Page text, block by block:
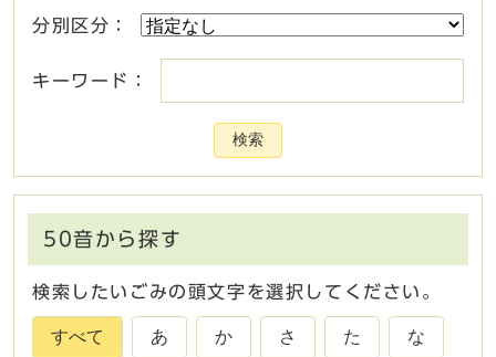
分別区分：
キーワード：
検索
50音から探す
検索したいごみの頭文字を選択してください。
すべて あ か さ た な